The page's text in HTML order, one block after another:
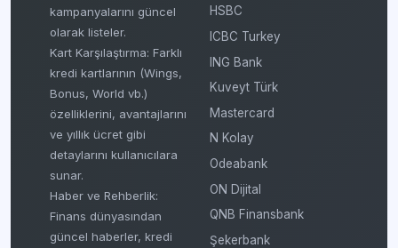
kampanyalarını güncel
olarak listeler.
Kart Karşılaştırma: Farklı
kredi kartlarının (Wings,
Bonus, World vb.)
özelliklerini, avantajlarını
ve yıllık ücret gibi
detaylarını kullanıcılara
sunar.
Haber ve Rehberlik:
Finans dünyasından
güncel haberler, kredi
HSBC
ICBC Turkey
ING Bank
Kuveyt Türk
Mastercard
N Kolay
Odeabank
ON Dijital
QNB Finansbank
Şekerbank